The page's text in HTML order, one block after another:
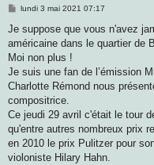
M
s
a
g
lundi 3 mai 2021 07:17
Je suppose que vous n'avez
américaine dans le quartier de
Moi non plus !
Je suis une fan de l’émission
Charlotte Rémond nous
compositrice.
Ce jeudi 29 avril c'était le tour
qu'entre autres nombreux prix
en 2010 le prix Pulitzer pour
violoniste Hilary Hahn.